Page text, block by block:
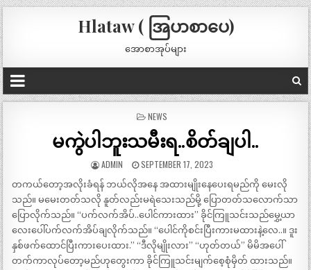
Hlataw ( အြပာစာပေ)
အောစာအုပ်များ
POSTED
IN
NEWS
မကွဲပါဘူးသမီးရ..စိတ်ချပါ..
ADMIN SEPTEMBER 17, 2023
တကယ်တော့အလိုးခံရန် ဘယ်လိုအနေ အထားမျိုးနေပေးရမည်ကို မေးလို
သည်။ မမေးတတ်သလို နူတ်လည်းမရဲသေးသည်မို့ ပြောတတ်သလောက်သာ
ပြောလိုက်သည်။ “ပက်လက်အိပ်..ပေါင်ကားထား” ခိုင်ကြူသင်းသည်မွှေ့ယာ
လေးပေါ်ပက်လက်အိပ်ချလိုက်သည်။ “ပေါင်ကိုစင်းပြီးကားမထားနဲ့လေ..။ ဒူး
နှစ်ဖက်ထောင်ပြီးကားပေးထား.” “ဒီလိုမျိုးလား” “ဟုတ်တယ်” မိမိအပေါ်
တက်ကာလုပ်တော့မည်ဟုတွေးကာ ခိုင်ကြူသင်းမျက်စေ့စုံမှိတ် ထားသည်။